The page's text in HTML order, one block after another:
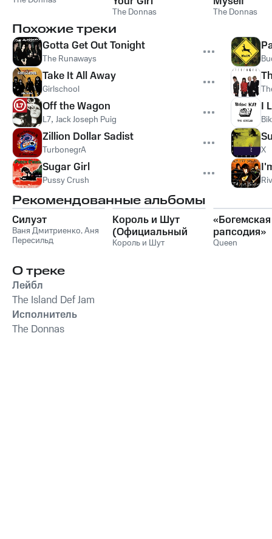
The Donnas The Donnas
Похожие треки
Gotta Get Out Tonight
The Runaways
Take It All Away
Girlschool
Off the Wagon
L7, Jack Joseph Puig
Zillion Dollar Sadist
TurbonegrA
Sugar Girl
Pussy Crush
I
X
Рекомендованные альбомы
Силуэт
Ваня Дмитриенко,Аня
Пересильд
Король и Шут
(Официальный
саундтрек), Часть
Король и Шут
«Богемская
рапсодия»
Queen
О треке
Лейбл
The Island Def Jam
Исполнитель
The Donnas